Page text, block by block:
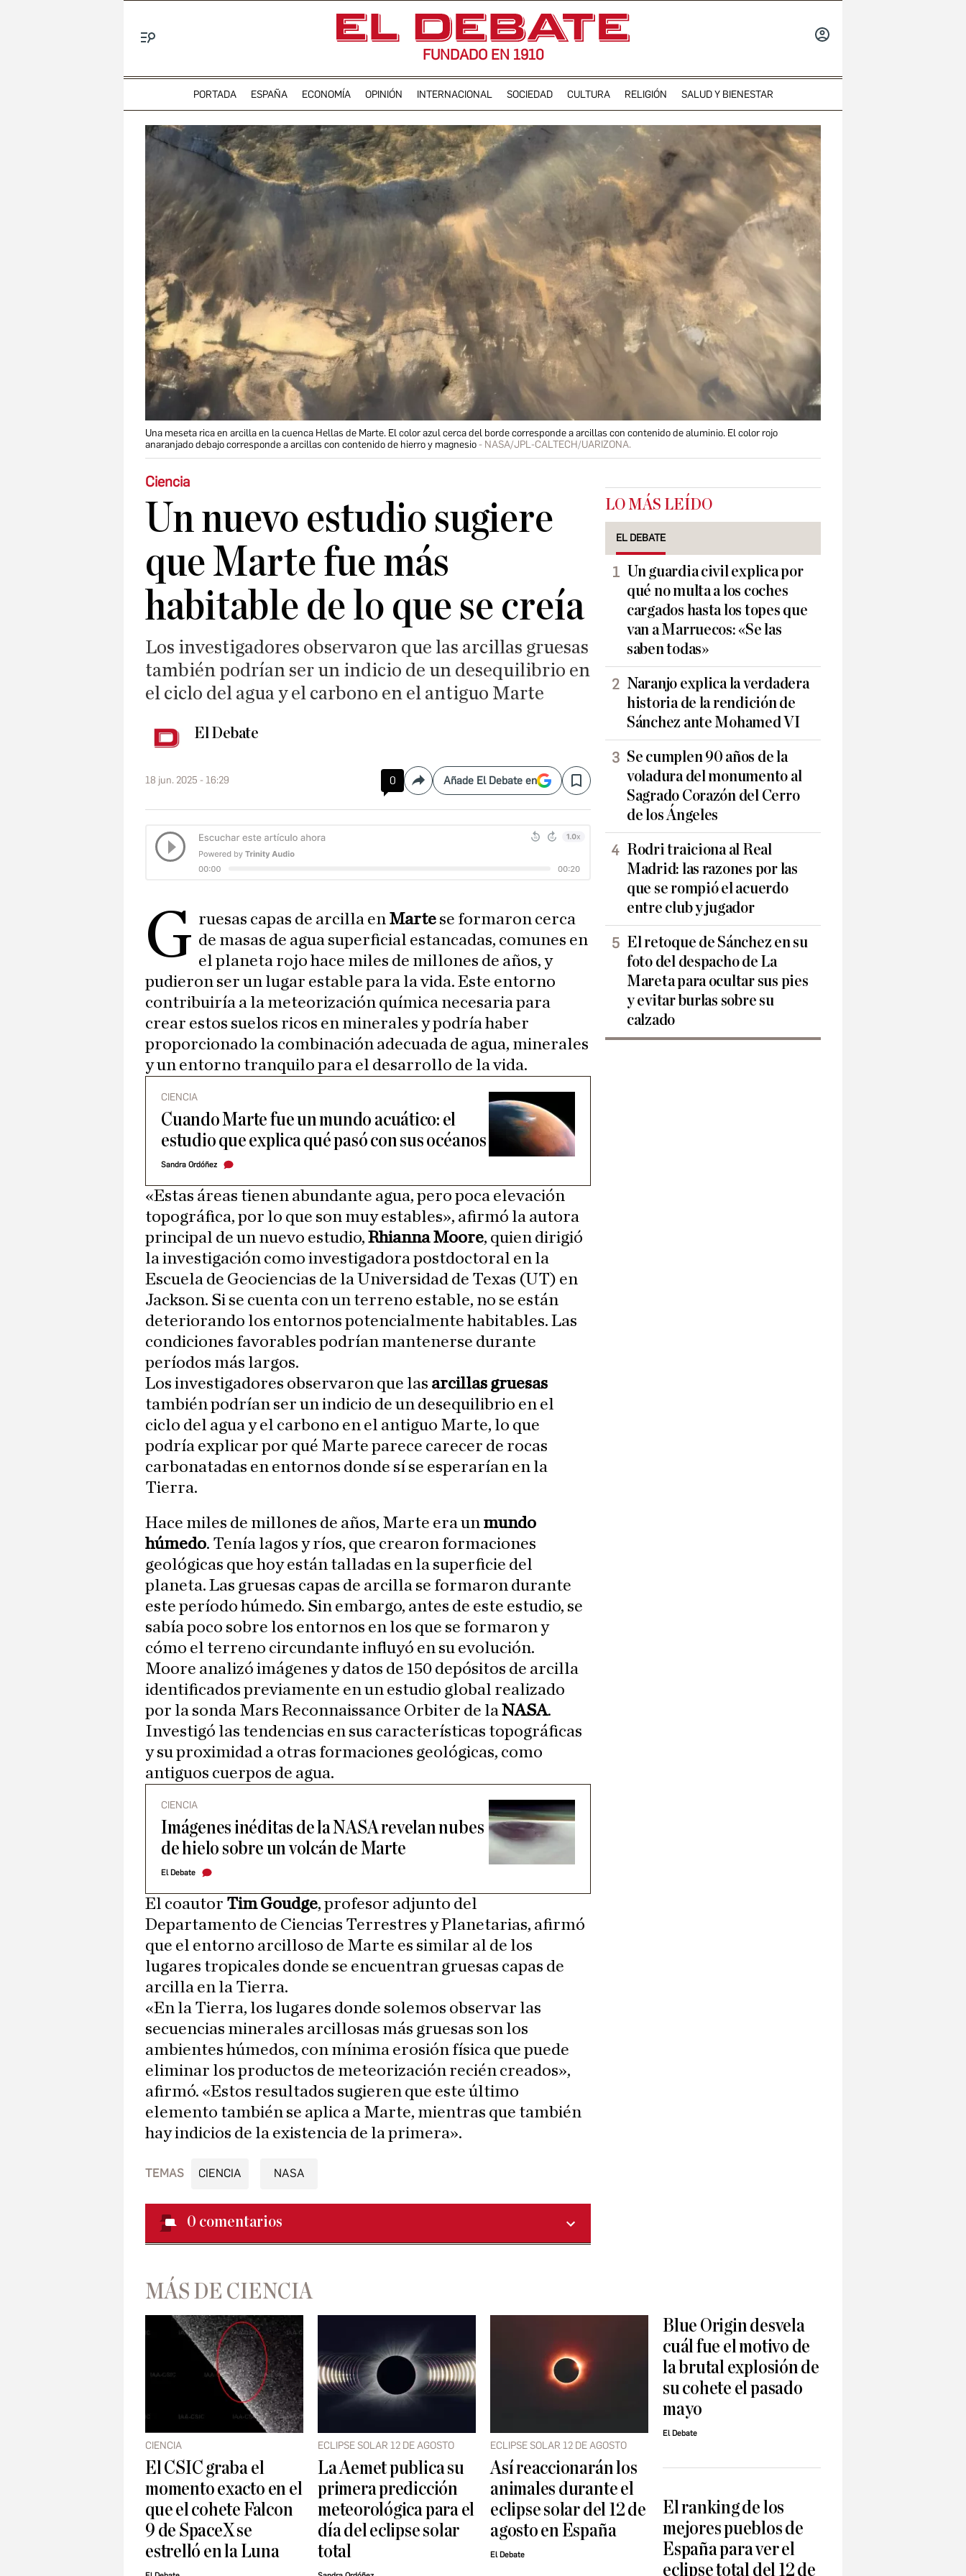
FUNDADO EN 1910
PORTADA ESPAÑA ECONOMÍA OPINIÓN INTERNACIONAL SOCIEDAD CULTURA RELIGIÓN SALUD Y BIENESTAR
Una meseta rica en arcilla en la cuenca Hellas de Marte. El color azul cerca del borde corresponde a arcillas con contenido de aluminio. El color rojo
anaranjado debajo corresponde a arcillas con contenido de hierro y magnesio
NASA/JPL-CALTECH/UARIZONA.
Ciencia
Un nuevo estudio sugiere
que Marte fue más
habitable de lo que se creía
Los investigadores observaron que las arcillas gruesas
también podrían ser un indicio de un desequilibrio en
el ciclo del agua y el carbono en el antiguo Marte
El Debate
18 jun. 2025 - 16:29 0 CompartirAñade El Debate en Save
G ruesas capas de arcilla en Marte se formaron cerca
de masas de agua superficial estancadas, comunes en
el planeta rojo hace miles de millones de años, y
pudieron ser un lugar estable para la vida. Este entorno
contribuiría a la meteorización química necesaria para
crear estos suelos ricos en minerales y podría haber
proporcionado la combinación adecuada de agua, minerales
y un entorno tranquilo para el desarrollo de la vida.
CIENCIA
Cuando Marte fue un mundo acuático: el
estudio que explica qué pasó con sus océanos
Sandra Ordóñez
«Estas áreas tienen abundante agua, pero poca elevación
topográfica, por lo que son muy estables», afirmó la autora
principal de un nuevo estudio, Rhianna Moore, quien dirigió
la investigación como investigadora postdoctoral en la
Escuela de Geociencias de la Universidad de Texas (UT) en
Jackson. Si se cuenta con un terreno estable, no se están
deteriorando los entornos potencialmente habitables. Las
condiciones favorables podrían mantenerse durante
períodos más largos.
Los investigadores observaron que las arcillas gruesas
también podrían ser un indicio de un desequilibrio en el
ciclo del agua y el carbono en el antiguo Marte, lo que
podría explicar por qué Marte parece carecer de rocas
carbonatadas en entornos donde sí se esperarían en la
Tierra.
Hace miles de millones de años, Marte era un mundo
húmedo. Tenía lagos y ríos, que crearon formaciones
geológicas que hoy están talladas en la superficie del
planeta. Las gruesas capas de arcilla se formaron durante
este período húmedo. Sin embargo, antes de este estudio, se
sabía poco sobre los entornos en los que se formaron y
cómo el terreno circundante influyó en su evolución.
Moore analizó imágenes y datos de 150 depósitos de arcilla
identificados previamente en un estudio global realizado
por la sonda Mars Reconnaissance Orbiter de laNASA.
Investigó las tendencias en sus características topográficas
y su proximidad a otras formaciones geológicas, como
antiguos cuerpos de agua.
CIENCIA
Imágenes inéditas de la NASA revelan nubes
de hielo sobre un volcán de Marte
El Debate
El coautor Tim Goudge, profesor adjunto del
Departamento de Ciencias Terrestres y Planetarias, afirmó
que el entorno arcilloso de Marte es similar al de los
lugares tropicales donde se encuentran gruesas capas de
arcilla en la Tierra.
«En la Tierra, los lugares donde solemos observar las
secuencias minerales arcillosas más gruesas son los
ambientes húmedos, con mínima erosión física que puede
eliminar los productos de meteorización recién creados»,
afirmó. «Estos resultados sugieren que este último
elemento también se aplica a Marte, mientras que también
hay indicios de la existencia de la primera».
TEMAS CIENCIA NASA
0 comentarios
LO MÁS LEÍDO
EL DEBATE
Un guardia civil explica por
qué no multa a los coches
cargados hasta los topes que
van a Marruecos: «Se las
saben todas»
Naranjo explica la verdadera
historia de la rendición de
Sánchez ante Mohamed VI
Se cumplen 90 años de la
voladura del monumento al
Sagrado Corazón del Cerro
de los Ángeles
Rodri traiciona al Real
Madrid: las razones por las
que se rompió el acuerdo
entre club y jugador
El retoque de Sánchez en su
foto del despacho de La
Mareta para ocultar sus pies
y evitar burlas sobre su
calzado
MÁS DE CIENCIA
CIENCIA
El CSIC graba el
momento exacto en el
que el cohete Falcon
9 de SpaceX se
estrelló en la Luna
ECLIPSE SOLAR 12 DE AGOSTO
La Aemet publica su
primera predicción
meteorológica para el
día del eclipse solar
total
ECLIPSE SOLAR 12 DE AGOSTO
Así reaccionarán los
animales durante el
eclipse solar del 12 de
agosto en España
El Debate
Blue Origin desvela
cuál fue el motivo de
la brutal explosión de
su cohete el pasado
mayo
El Debate
El ranking de los
mejores pueblos de
España para ver el
eclipse total del 12 de